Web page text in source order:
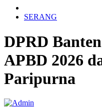
SERANG
DPRD
APBD 2026
Paripurna